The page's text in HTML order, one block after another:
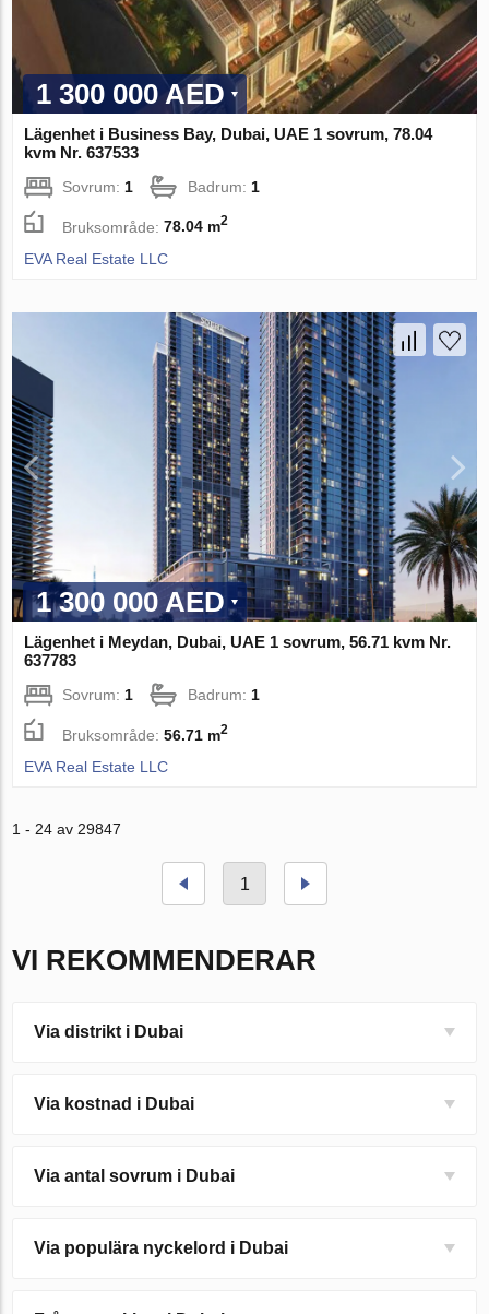
1 300 000 AED
Lägenhet i Business Bay, Dubai, UAE 1 sovrum, 78.04
kvm Nr. 637533
Sovrum: 1 Badrum: 1
Bruksområde:78.04 m2
EVA Real Estate LLC
1 300 000 AED
Lägenhet i Meydan, Dubai, UAE 1 sovrum, 56.71 kvm Nr.
637783
Sovrum:1 Badrum:1
Bruksområde:56.71 m2
EVA Real Estate LLC
1 - 24 av 29847
1
VI REKOMMENDERAR
Via distrikt i Dubai
Via kostnad i Dubai
Via antal sovrum i Dubai
Via populära nyckelord i Dubai